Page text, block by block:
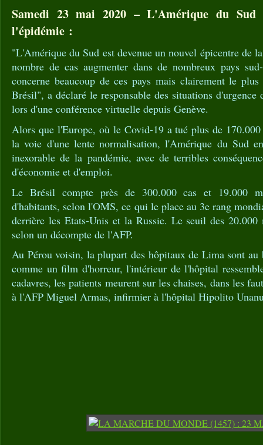
Samedi 23 mai 2020 – L'Amérique du Sud
l'épidémie :
"L'Amérique du Sud est devenue un nouvel épicentre de
nombre de cas augmenter dans de nombreux pays
concerne beaucoup de ces pays mais clairement le
Brésil", a déclaré le responsable des situations
lors d'une conférence virtuelle depuis Genève.
Alors que l'Europe, où le Covid-19 a tué plus de 170.000
la voie d'une lente normalisation, l'Amérique du Sud
inexorable de la pandémie, avec de terribles
d'économie et d'emploi.
Le Brésil compte près de 300.000 cas et 19.000
d'habitants, selon l'OMS, ce qui le place au 3e rang
derrière les Etats-Unis et la Russie. Le seuil des
selon un décompte de l'AFP.
Au Pérou voisin, la plupart des hôpitaux de Lima sont
comme un film d'horreur, l'intérieur de l'hôpital
cadavres, les patients meurent sur les chaises, dans les
à l'AFP Miguel Armas, infirmier à l'hôpital Hipolito